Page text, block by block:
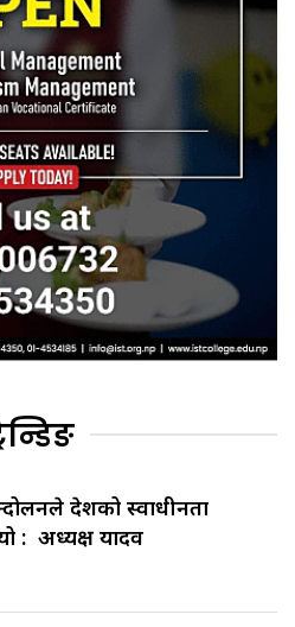
देशको स्वाधीनता
: अध्यक्ष यादव